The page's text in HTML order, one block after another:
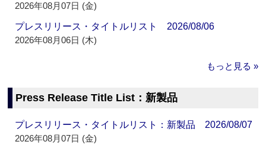
2026年08月07日 (金)
プレスリリース・タイトルリスト 2026/08/06
2026年08月06日 (木)
もっと見る »
Press Release Title List：新製品
プレスリリース・タイトルリスト：新製品 2026/08/07
2026年08月07日 (金)